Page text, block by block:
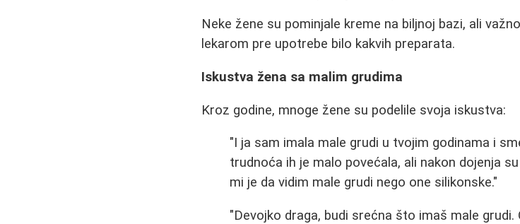
Neke žene su pominjale kreme na biljnoj bazi, ali
lekarom pre upotrebe bilo kakvih preparata.
Iskustva žena sa malim grudima
Kroz godine, mnoge žene su podelile svoja iskustva:
"I ja sam imala male grudi u tvojim godinama i
trudnoća ih je malo povećala, ali nakon dojenja
mi je da vidim male grudi nego one silikonske."
"Devojko draga, budi srećna što imaš male